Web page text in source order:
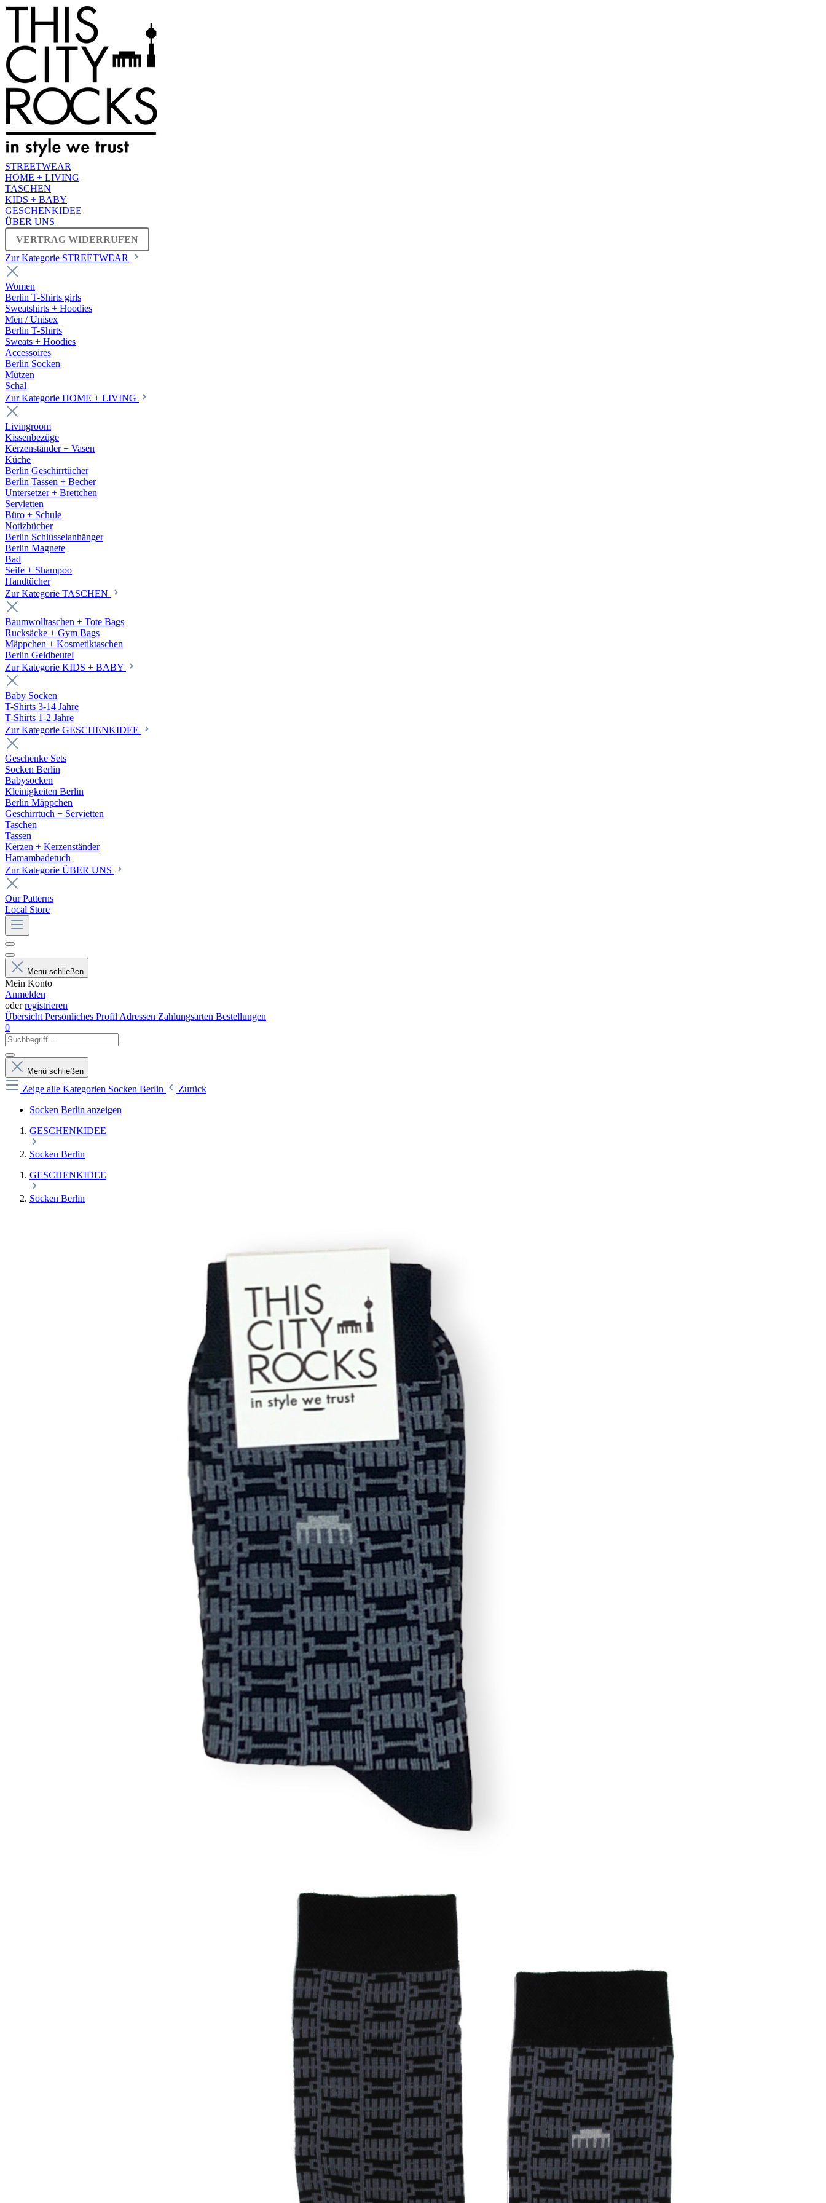
STREETWEAR
HOME + LIVING
TASCHEN
KIDS + BABY
GESCHENKIDEE
ÜBER UNS
VERTRAG WIDERRUFEN
Zur Kategorie STREETWEAR
Women
Berlin T-Shirts girls
Sweatshirts + Hoodies
Men / Unisex
Berlin T-Shirts
Sweats + Hoodies
Accessoires
Berlin Socken
Mützen
Schal
Zur Kategorie HOME + LIVING
Livingroom
Kissenbezüge
Kerzenständer + Vasen
Küche
Berlin Geschirrtücher
Berlin Tassen + Becher
Untersetzer + Brettchen
Servietten
Büro + Schule
Notizbücher
Berlin Schlüsselanhänger
Berlin Magnete
Bad
Seife + Shampoo
Handtücher
Zur Kategorie TASCHEN
Baumwolltaschen + Tote Bags
Rucksäcke + Gym Bags
Mäppchen + Kosmetiktaschen
Berlin Geldbeutel
Zur Kategorie KIDS + BABY
Baby Socken
T-Shirts 3-14 Jahre
T-Shirts 1-2 Jahre
Zur Kategorie GESCHENKIDEE
Geschenke Sets
Socken Berlin
Babysocken
Kleinigkeiten Berlin
Berlin Mäppchen
Geschirrtuch + Servietten
Taschen
Tassen
Kerzen + Kerzenständer
Hamambadetuch
Zur Kategorie ÜBER UNS
Our Patterns
Local Store
Menü schließen
Mein Konto
Anmelden
oderregistrieren
Übersicht Persönliches Profil Adressen Zahlungsarten Bestellungen
0
Menü schließen
Zeige alle Kategorien Socken Berlin
Zurück
Socken Berlin anzeigen
GESCHENKIDEE
Socken Berlin
GESCHENKIDEE
Socken Berlin